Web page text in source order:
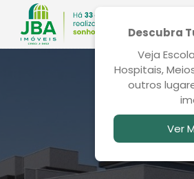
Descubra
Veja
Hospitais,
outros
Ver